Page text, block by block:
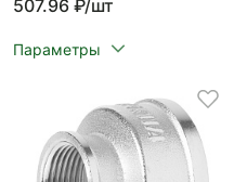
507.96 ₽/шт
Параметры